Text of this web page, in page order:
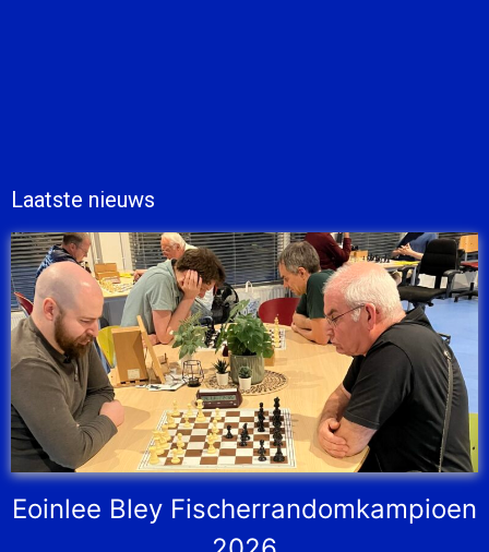
Laatste nieuws
Eoinlee Bley Fischerrandomkampioen